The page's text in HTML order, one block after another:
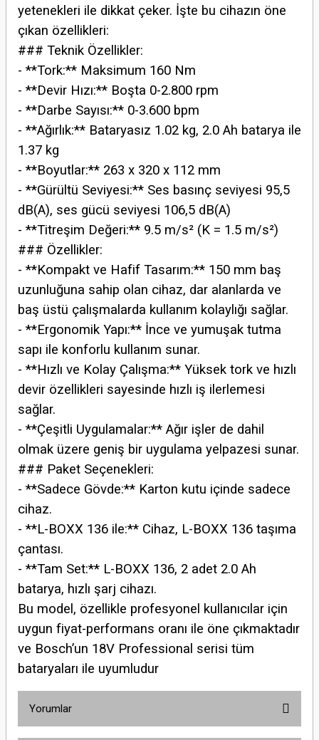
yetenekleri ile dikkat çeker. İşte bu cihazın öne
çıkan özellikleri:
### Teknik Özellikler:
- **Tork:** Maksimum 160 Nm
- **Devir Hızı:** Boşta 0-2.800 rpm
- **Darbe Sayısı:** 0-3.600 bpm
- **Ağırlık:** Bataryasız 1.02 kg, 2.0 Ah batarya ile
1.37 kg
- **Boyutlar:** 263 x 320 x 112 mm
- **Gürültü Seviyesi:** Ses basınç seviyesi 95,5
dB(A), ses gücü seviyesi 106,5 dB(A)
- **Titreşim Değeri:** 9.5 m/s² (K = 1.5 m/s²)
### Özellikler:
- **Kompakt ve Hafif Tasarım:** 150 mm baş
uzunluğuna sahip olan cihaz, dar alanlarda ve
baş üstü çalışmalarda kullanım kolaylığı sağlar.
- **Ergonomik Yapı:** İnce ve yumuşak tutma
sapı ile konforlu kullanım sunar.
- **Hızlı ve Kolay Çalışma:** Yüksek tork ve hızlı
devir özellikleri sayesinde hızlı iş ilerlemesi
sağlar.
- **Çeşitli Uygulamalar:** Ağır işler de dahil
olmak üzere geniş bir uygulama yelpazesi sunar.
### Paket Seçenekleri:
- **Sadece Gövde:** Karton kutu içinde sadece
cihaz.
- **L-BOXX 136 ile:** Cihaz, L-BOXX 136 taşıma
çantası.
- **Tam Set:** L-BOXX 136, 2 adet 2.0 Ah
batarya, hızlı şarj cihazı.
Bu model, özellikle profesyonel kullanıcılar için
uygun fiyat-performans oranı ile öne çıkmaktadır
ve Bosch’un 18V Professional serisi tüm
bataryaları ile uyumludur
Yorumlar